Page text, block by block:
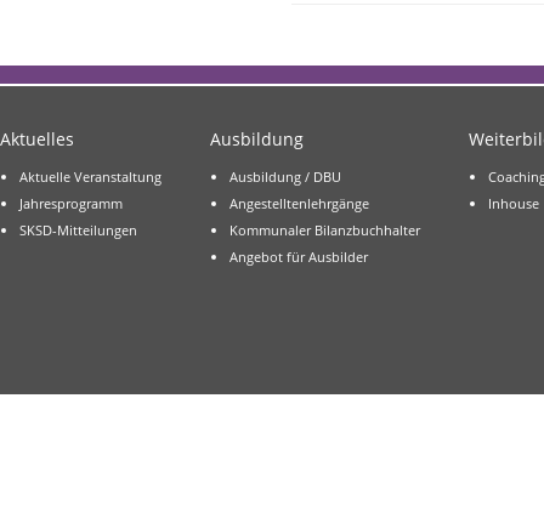
Aktuelles
Aktuelle Veranstaltung
Jahresprogramm
SKSD-Mitteilungen
Ausbildung
Ausbildung / DBU
Angestelltenlehrgänge
Kommunaler Bilanzbuchhalter
Angebot für Ausbilder
Inhouse